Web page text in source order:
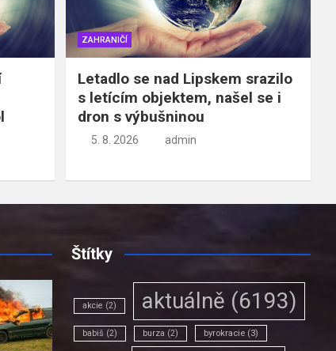
ZAHRANIČÍ
Letadlo se nad Lipskem srazilo
s letícím objektem, našel se i
dron s výbušninou
5. 8. 2026 admin
Štítky
akcie (2) aktuálně (6193)
babiš (2) burza (2) byrokracie (3)